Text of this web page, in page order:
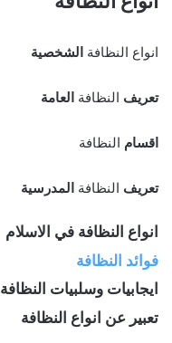
انواع النظافة الشخصية
تعريف النظافة العامة
اقسام النظافة
تعريف النظافة المدرسية
انواع النظافة في الاسلام
فوائد النظافة
ايجابيات وسلبيات النظافة
تعبير عن انواع النظافة